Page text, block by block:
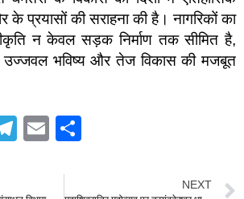
के प्रयासों की सराहना की है। नागरिकों का
न केवल सड़क निर्माण तक सीमित है,
उज्जवल भविष्य और तेज विकास की मजबूत
T
E
ail
NEXT